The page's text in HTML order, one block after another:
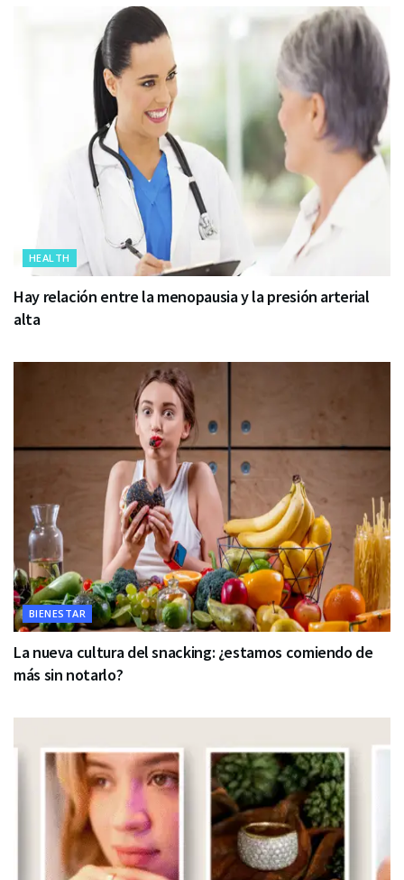
HEALTH
Hay relación entre la menopausia y la presión arterial
alta
BIENESTAR
La nueva cultura del snacking: ¿estamos comiendo de
más sin notarlo?